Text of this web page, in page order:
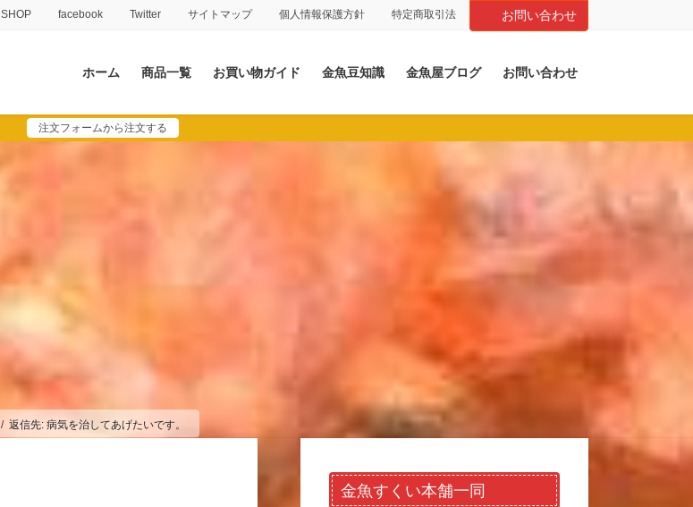
SHOP facebook Twitter サイトマップ 個人情報保護方針 特定商取引法 お問い合わせ
ホーム 商品一覧 お買い物ガイド 金魚豆知識 金魚屋ブログ お問い合わせ
注文フォームから注文する
返信先: 病気を治してあげたいです。
金魚すくい本舗一同